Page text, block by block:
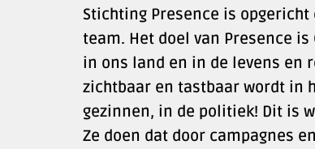
Stichting Presence is
team. Het doel van Presence
in ons land en in de levens en
zichtbaar en tastbaar wordt in
gezinnen, in de politiek! Dit is
Ze doen dat door campagnes